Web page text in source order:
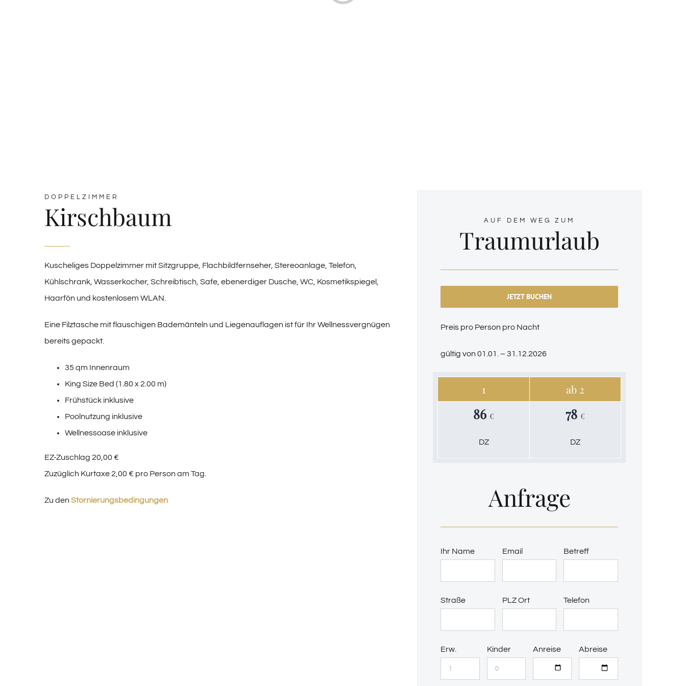
DOPPELZIMMER
Kirschbaum
Kuscheliges Doppelzimmer mit Sitzgruppe, Flachbildfernseher, Stereoanlage, Telefon,
Kühlschrank, Wasserkocher, Schreibtisch, Safe, ebenerdiger Dusche, WC, Kosmetikspiegel,
Haarfön und kostenlosem WLAN.
Eine Filztasche mit flauschigen Bademänteln und Liegenauflagen ist für Ihr Wellnessvergnügen
bereits gepackt.
35 qm Innenraum
King Size Bed (1.80 x 2.00 m)
Frühstück inklusive
Poolnutzung inklusive
Wellnessoase inklusive
EZ-Zuschlag 20,00 €
Zuzüglich Kurtaxe 2,00 € pro Person am Tag.
Zu den Stornierungsbedingungen
AUF DEM WEG ZUM
Traumurlaub
JETZT BUCHEN
Preis pro Person pro Nacht
gültig von 01.01. – 31.12.2026
1
86€
DZ
ab 2
78 €
DZ
Anfrage
Ihr Name Email Betreff
Straße PLZ Ort Telefon
Erw. Kinder Anreise Abreise